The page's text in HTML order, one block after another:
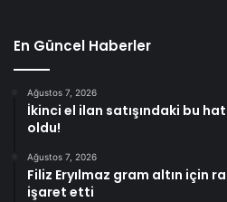
En Güncel Haberler
Ağustos 7, 2026
İkinci el ilan satışındaki bu
oldu!
Ağustos 7, 2026
Filiz Eryılmaz gram altın için
işaret etti